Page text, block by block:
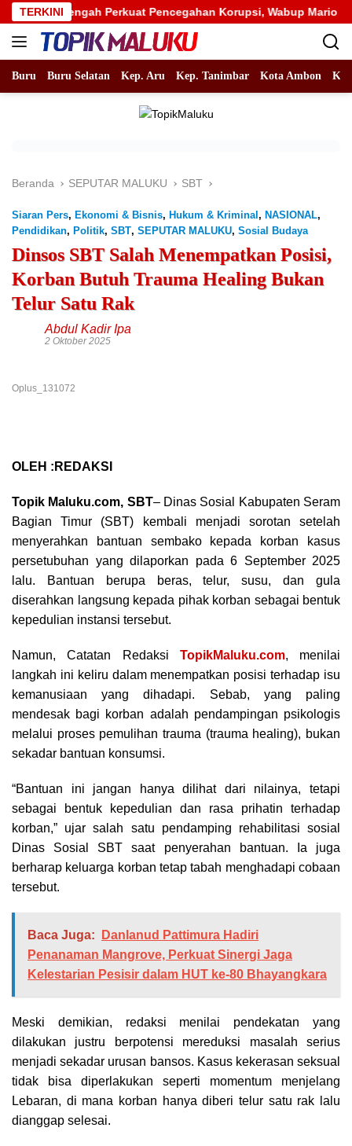
Langsung
ke
konten
TERKINI
Tengah Perkuat Pencegahan Korupsi, Wabup Mario Lawalata
Buru Buru Selatan Kep. Aru Kep. Tanimbar Kota Ambon
Beranda SEPUTAR MALUKU SBT
Siaran Pers, Ekonomi & Bisnis, Hukum & Kriminal , NASIONAL,
Pendidikan, Politik, SBT, SEPUTAR MALUKU, Sosial Budaya
Dinsos SBT Salah Menempatkan Posisi,
Korban Butuh Trauma Healing Bukan
Telur Satu Rak
Abdul Kadir Ipa
2 Oktober 2025
Oplus_131072
OLEH :REDAKSI
Topik Maluku.com, SBT– Dinas Sosial Kabupaten Seram
Bagian Timur (SBT) kembali menjadi sorotan setelah
menyerahkan bantuan sembako kepada korban kasus
persetubuhan yang dilaporkan pada 6 September 2025
lalu. Bantuan berupa beras, telur, susu, dan gula
diserahkan langsung kepada pihak korban sebagai bentuk
kepedulian instansi tersebut.
Namun, Catatan Redaksi TopikMaluku.com, menilai
langkah ini keliru dalam menempatkan posisi terhadap isu
kemanusiaan yang dihadapi. Sebab, yang paling
mendesak bagi korban adalah pendampingan psikologis
melalui proses pemulihan trauma (trauma healing), bukan
sekadar bantuan konsumsi.
“Bantuan ini jangan hanya dilihat dari nilainya, tetapi
sebagai bentuk kepedulian dan rasa prihatin terhadap
korban,” ujar salah satu pendamping rehabilitasi sosial
Dinas Sosial SBT saat penyerahan bantuan. Ia juga
berharap keluarga korban tetap tabah menghadapi cobaan
tersebut.
Baca Juga:
Danlanud Pattimura Hadiri
Penanaman Mangrove, Perkuat Sinergi Jaga
Kelestarian Pesisir dalam HUT ke-80 Bhayangkara
Meski demikian, redaksi menilai pendekatan yang
dilakukan justru berpotensi mereduksi masalah serius
menjadi sekadar urusan bansos. Kasus kekerasan seksual
tidak bisa diperlakukan seperti momentum menjelang
Lebaran, di mana korban hanya diberi telur satu rak lalu
dianggap selesai.